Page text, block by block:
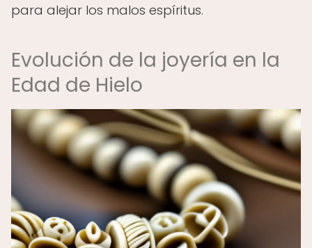
para alejar los malos espíritus.
Evolución de la joyería en la
Edad de Hielo